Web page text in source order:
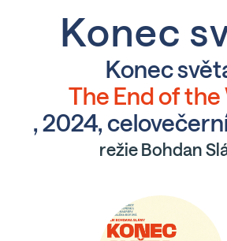
Konec
Konec
The End of
, 2024,
režie Bohdan